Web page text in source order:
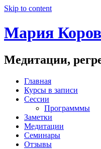
Skip to content
Мария
Медитации,
Главная
Курсы в записи
Сессии
Программмы
Заметки
Медитации
Семинары
Отзывы